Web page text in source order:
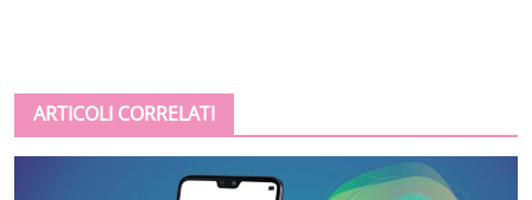
ARTICOLI CORRELATI